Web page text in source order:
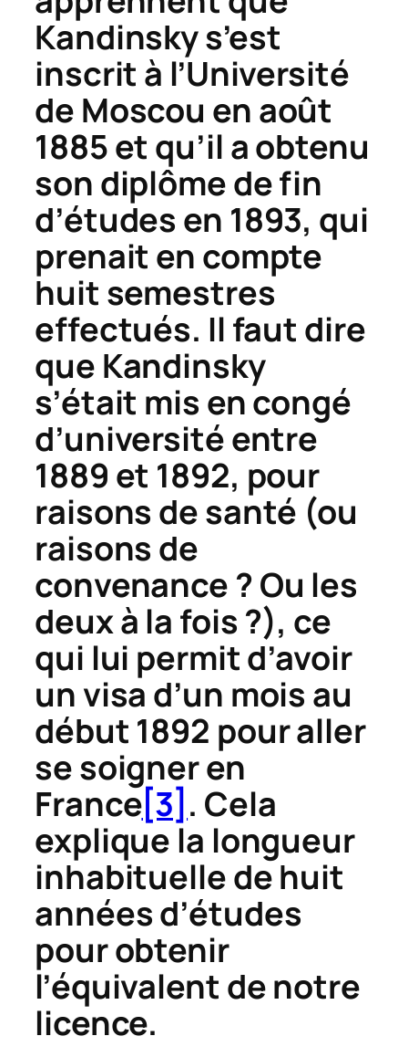
Kandinsky s’est
inscrit à l’Université
de Moscou en août
1885 et qu’il a obtenu
son diplôme de fin
d’études en 1893, qui
prenait en compte
huit semestres
effectués. Il faut dire
que Kandinsky
s’était mis en congé
d’université entre
1889 et 1892, pour
raisons de santé (ou
raisons de
convenance ? Ou les
deux à la fois ?), ce
qui lui permit d’avoir
un visa d’un mois au
début 1892 pour aller
se soigner en
France[3] . Cela
explique la longueur
inhabituelle de huit
années d’études
pour obtenir
l’équivalent de notre
licence.